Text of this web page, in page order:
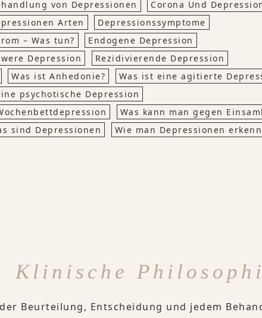
von Depressionen
Corona Und
Arten
Depressionssymptome
– Was tun?
Endogene Depression
Depression
Rezidivierende Depression
Was ist Anhedonie?
Was ist eine agitierte
psychotische Depression
Was kann man gegen
sind Depressionen
Wie man Depressionen
Klinische
Beurteilung, Entscheidung und jedem